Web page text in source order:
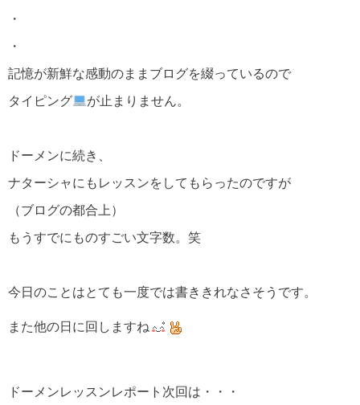
・
・
記憶が新鮮な感動のままブログを綴っているので
タイピング
が止まりません。
ドーメンに続き、
ナターシャにもレッスンをしてもらったのですが
（ブログの都合上）
もうすでにものすごい文字数。笑
今日のことはとても一度では書ききれなさそうです。
また他の日に回しますね
ドーメンレッスンレポート次回は・・・